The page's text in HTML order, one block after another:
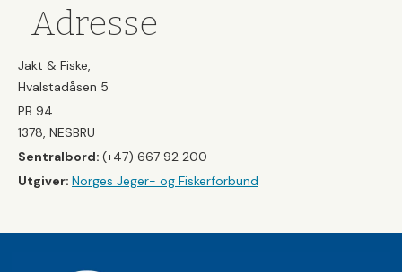
Adresse
Jakt & Fiske,
Hvalstadåsen 5
PB 94
1378, NESBRU
Sentralbord: (+47) 667 92 200
Utgiver: Norges Jeger- og Fiskerforbund